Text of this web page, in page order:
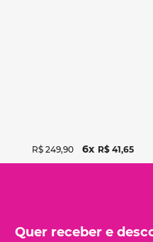
R$ 249,90 6 R$ 41,65
Quer receber e